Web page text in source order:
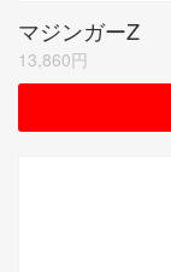
マジンガーZ
13,860円